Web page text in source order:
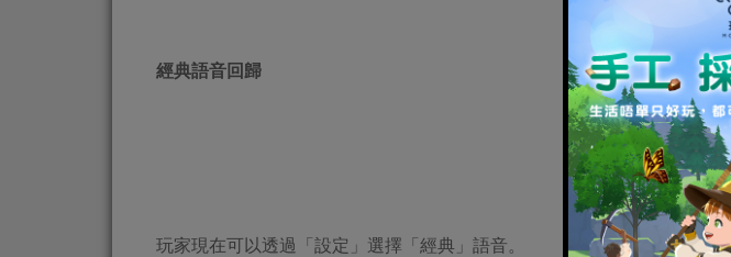
經典語音回歸
玩家現在可以透過「設定」選擇「經典」語音。